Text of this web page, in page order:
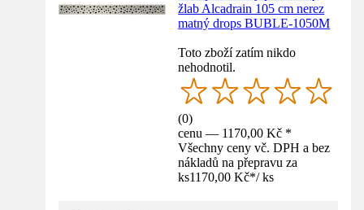
žlab Alcadrain 105 cm nerez
matný drops BUBLE-1050M
Toto zboží zatím nikdo
nehodnotil.
(0)
cenu — 1170,00 Kč *
Všechny ceny vč. DPH a bez
nákladů na přepravu za
ks1170,00 Kč*/ ks